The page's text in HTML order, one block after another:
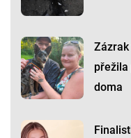
přežila
doma